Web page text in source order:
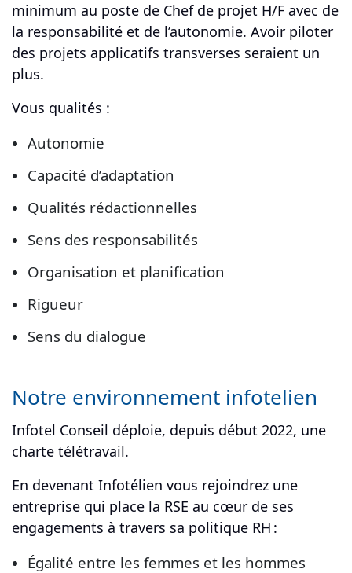
minimum au poste de Chef de projet H/F avec de
la responsabilité et de l’autonomie. Avoir piloter
des projets applicatifs transverses seraient un
plus.
Vous qualités :
Autonomie
Capacité d’adaptation
Qualités rédactionnelles
Sens des responsabilités
Organisation et planification
Rigueur
Sens du dialogue
Notre environnement infotelien
Infotel Conseil déploie, depuis début 2022, une
charte télétravail.
En devenant Infotélien vous rejoindrez une
entreprise qui place la RSE au cœur de ses
engagements à travers sa politique RH :
Égalité entre les femmes et les hommes